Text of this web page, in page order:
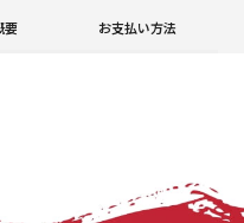
要 お支払い方法